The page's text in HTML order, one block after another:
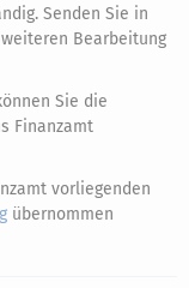
Senden Sie in
Bearbeitung
Sie die
Finanzamt
vorliegenden
übernommen